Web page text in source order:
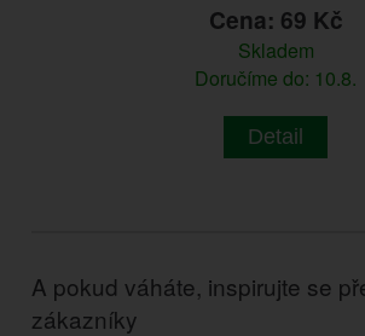
Cena: 69 Kč
Skladem
Doručíme do: 10.8.
Detail
A pokud váháte, inspirujte se
zákazníky